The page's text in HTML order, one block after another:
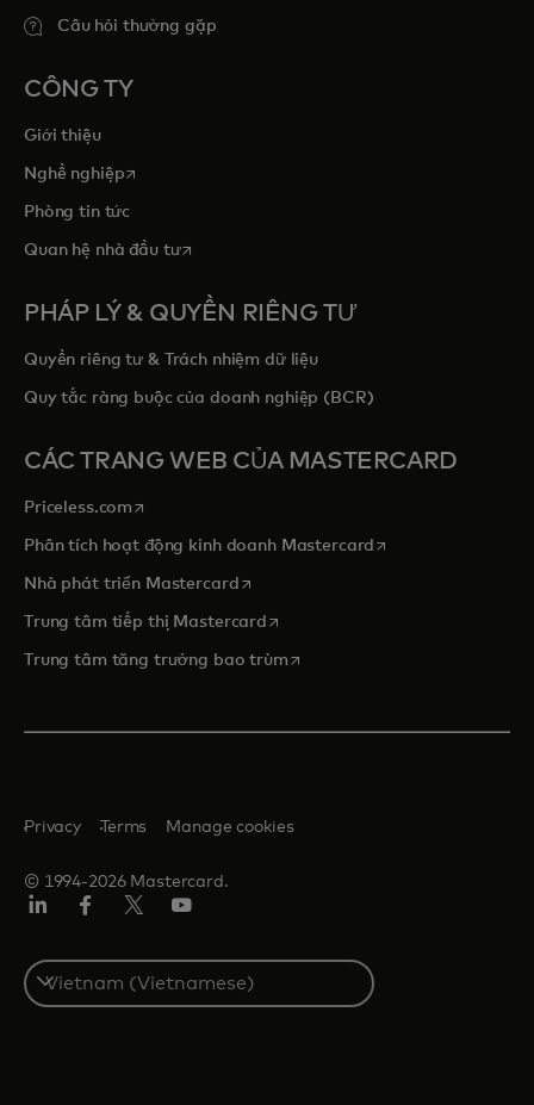
Câu hỏi thường gặp
CÔNG TY
Giới thiệu
Nghề nghiệpopens in a new tab
Phòng tin tức
Quan hệ nhà đầu tưopens in a new tab
PHÁP LÝ & QUYỀN RIÊNG TƯ
Quyền riêng tư & Trách nhiệm dữ liệu
Quy tắc ràng buộc của doanh nghiệp (BCR)
CÁC TRANG WEB CỦA MASTERCARD
Priceless.com opens in a new tab
Phân tích hoạt động kinh doanh Mastercard opens in a new tab
Nhà phát triển Mastercardopens in a new tab
Trung tâm tiếp thị Mastercardopens in a new tab
Trung tâm tăng trưởng bao trùmopens in a new tab
© 1994-2026 Mastercard.
Privacy Terms Manage cookies
Select
a
country